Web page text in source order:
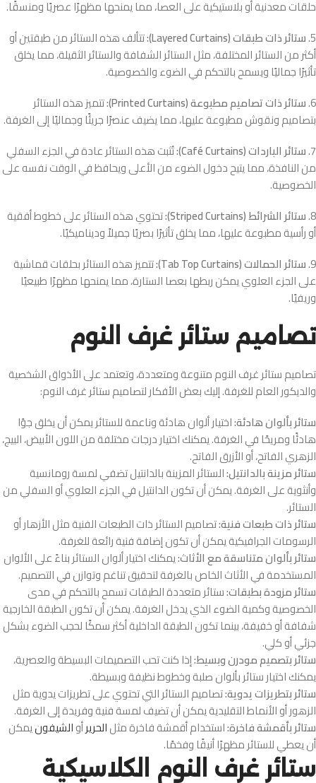
حلقات معدنية أو بلاستيكية على العصا، مما يمنحها مظهرًا عصريًا ومنسقًا.
5. ستائر ذات طبقات (Layered Curtains):
تتألف هذه الستائر من طبقتين أو
أكثر من الستائر المختلفة، مثل الستائر الشفافة والستائر الثقيلة، مما يخلق
تأثيرًا جماليًا ويسمح بالتحكم في الضوء والخصوصية.
6. ستائر ذات تصاميم مطبوعة (Printed Curtains):
تتميز هذه الستائر
بتصاميم ونقوش مطبوعة عليها، مما يضيف عنصرًا جريئًا وجماليًا إلى الغرفة.
7. ستائر الباردات (Café Curtains):
تُثبت هذه الستائر عادة في الجزء السفلي
من النافذة، مما يتيح دخول الضوء من الأعلى ويحافظ في الوقت نفسه على
الخصوصية.
8. ستائر الشرائط (Striped Curtains):
تحتوي هذه الستائر على خطوط أفقية
أو رأسية مطبوعة عليها، مما يخلق تأثيرًا بصريًا جميلاً وديناميكيًا.
9. ستائر الحمالات (Tab Top Curtains):
تتميز هذه الستائر بحلقات قماشية
على الجزء العلوي يمكن ربطها بعصا الستارة، مما يمنحها مظهرًا طبيعيًا
وريفيًا.
تصاميم ستائر غرف النوم
تصاميم ستائر غرف النوم متنوعة ومتعددة، وتعتمد على الأذواق الشخصية
والديكور العام للغرفة. إليك بعض الأفكار لتصاميم ستائر غرف النوم:
ستائر بألوان هادئة:اختيار ألوان هادئة وناعمة للستائر يمكن أن يخلق جوًا
هادئًا ومريحًا في الغرفة. يمكنك اختيار درجات مختلفة من اللون الأبيض، البيج،
الزهري الفاتح، أو الأزرق الفاتح.
ستائر مزينة بالدانتيل:الستائر المزينة بالدانتيل تضفي لمسة رومانسية
وأنثوية على الغرفة. يمكن أن تكون الدانتيل في الجزء العلوي أو السفلي من
الستائر.
ستائر ذات طبعات فنية:تصاميم الستائر ذات الطبعات الفنية مثل الأزهار أو
الرسومات الجرافيكية يمكن أن تكون إضافة فنية رائعة للغرفة.
ستائر بألوان متناسقة مع الأثاث:يمكنك اختيار ألوان الستائر بناءً على الألوان
المستخدمة في الأثاث الخاص بالغرفة لتحقيق تناغم وتوازن في التصميم.
ستائر مزودة بطبقات:ستائر متعددة الطبقات تسمح بالتحكم في مدى
الخصوصية وكمية الضوء الذي يدخل الغرفة. يمكن أن تكون الطبقة الخارجية
شفافة أو خفيفة، بينما تكون الطبقة الداخلية أكثر سمكًا لحجب الضوء بشكل
جزئي أو كلي.
ستائر بتصميم مودرن وبسيط:إذا كنت تحب التصميمات البسيطة والعصرية،
يمكنك اختيار ستائر بألوان صلبة وخطوط نظيفة وبسيطة.
ستائر بتطريزات يدوية:تصاميم الستائر التي تحتوي على تطريزات يدوية مثل
الزهور أو الأنماط التقليدية يمكن أن تضيف لمسة فنية وفريدة إلى الغرفة.
ستائر بأقمشة فاخرة:استخدام أقمشة فاخرة مثلالحريرأوالشيفونيمكن
أن يعطي للستائر مظهرًا أنيقًا وفخمًا.
ستائر غرف النوم الكلاسيكية